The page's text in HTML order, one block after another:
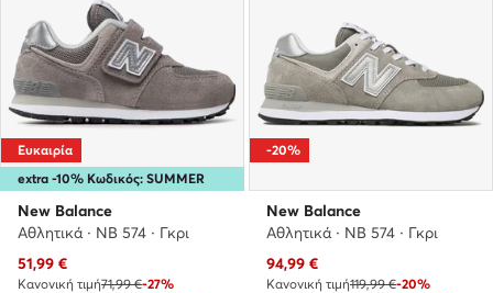
extra -10% Κωδικός: SUMMER
Ευκαιρία
New Balance
Αθλητικά · NB 574 · Γκρι
Τρέχουσα τιμή
51,99 €
Κανονική τιμή71,99 €-27%
-20%
New Balance
Αθλητικά · NB 574 · Γκρι
Τρέχουσα τιμή
94,99 €
Κανονική τιμή119,99 €-20%